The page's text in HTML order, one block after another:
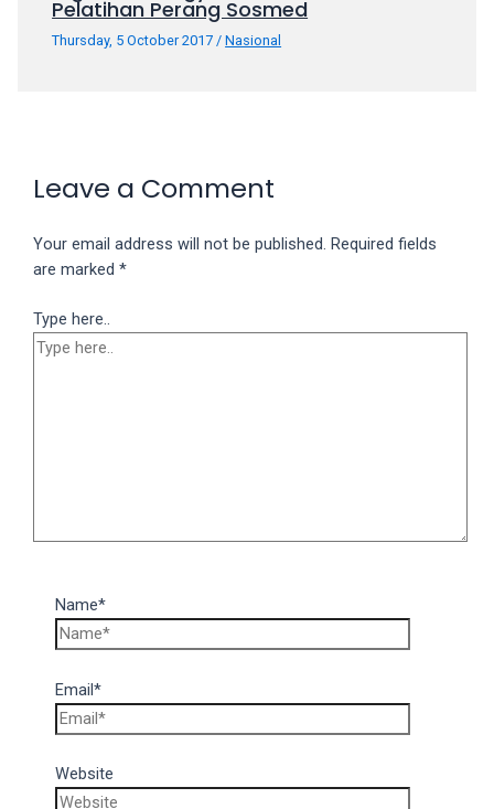
Pelatihan Perang Sosmed
Thursday, 5 October 2017 /Nasional
Leave a Comment
Your email address will not be published. Required fields
are marked*
Type here..
Name*
Email*
Website